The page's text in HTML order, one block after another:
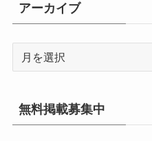
ー
アーカイブ
イ
ブ
無料掲載募集中